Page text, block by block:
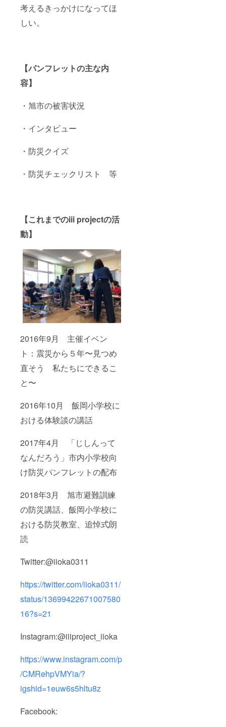
考えるきっかけになってほ
しい。
【パンフレットの主な内
容】
・旭市の被害状況
・インタビュー
・防災クイズ
・防災チェックリスト 等
【これまでのiii projectの活
動】
2016年9月 主催イベン
ト：震災から５年〜見つめ
直そう 私たちにできるこ
と〜
2016年10月 飯岡小学校に
おける体験談の講話
2017年4月 「じしんって
なんだろう」市内小学校向
け防災パンフレットの配布
2018年3月 旭市避難訓練
の防災講話、飯岡小学校に
おける防災教室、追悼式朗
読
Twitter:@iioka0311
https://twitter.com/iioka0311/
status/13699422671007580
16?s=21
Instagram:@iiiproject_iioka
https://www.instagram.com/p
/CMRehpVMYia/?
igshid=1euw6s5hltu8z
Facebook: